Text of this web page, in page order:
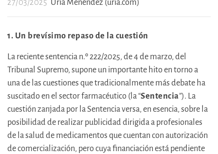
27/03/2025 Uría Menéndez (uria.com)
1. Un brevísimo repaso de la cuestión
La reciente sentencia n.º 222/2025, de 4 de marzo, del
Tribunal Supremo, supone un importante hito en torno a
una de las cuestiones que tradicionalmente más debate ha
suscitado en el sector farmacéutico (la “Sentencia”). La
cuestión zanjada por la Sentencia versa, en esencia, sobre la
posibilidad de realizar publicidad dirigida a profesionales
de la salud de medicamentos que cuentan con autorización
de comercialización, pero cuya financiación está pendiente